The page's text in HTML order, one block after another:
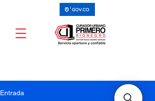
Entrada